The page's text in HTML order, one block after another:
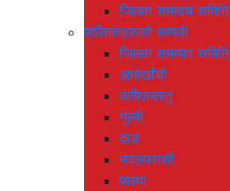
जिल्ला समन्वय समिति
पालिकाहरुको सम्पर्क
जिल्ला समन्यव समिति
अर्घाखाँची
कपिलबस्तु
गुल्मी
दाङ
नवलपरासी
पाल्पा